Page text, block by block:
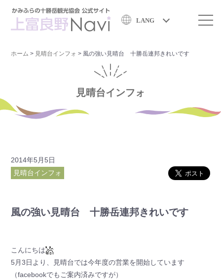
LANG
ホーム > 見晴台インフォ > 風の強い見晴台 十勝岳連邦きれいです
見晴台インフォ
2014年5月5日
見晴台インフォ
風の強い見晴台 十勝岳連邦きれいです
こんにちは
5月3日より、見晴台では今年度の営業を開始しています
（facebookでもご案内済みですが）